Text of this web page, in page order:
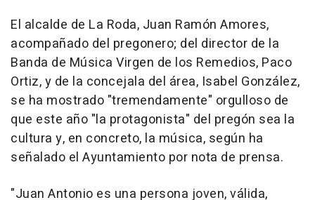
El alcalde de La Roda, Juan Ramón Amores,
acompañado del pregonero; del director de la
Banda de Música Virgen de los Remedios, Paco
Ortiz, y de la concejala del área, Isabel González,
se ha mostrado "tremendamente" orgulloso de
que este año "la protagonista" del pregón sea la
cultura y, en concreto, la música, según ha
señalado el Ayuntamiento por nota de prensa.
"Juan Antonio es una persona joven, válida,